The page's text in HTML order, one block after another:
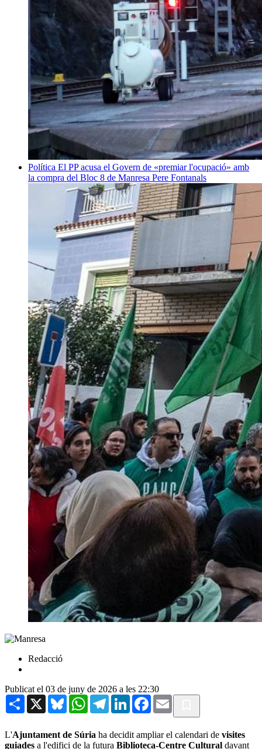
Política El PP acusa el Govern de «premiar l'ocupació» amb
la compra del Bloc 8 de Manresa Pere Fontanals
Redacció
Publicat el 03 de juny de 2026 a les 22:30
Share X BlueskyWhatsAppTelegramLinkedInFacebook
Email
L'Ajuntament de Súria ha decidit ampliar el calendari de visites
guiades a l'edifici de la futura Biblioteca-Centre Cultural davant